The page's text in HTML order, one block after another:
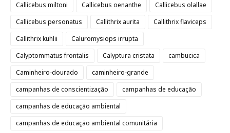
Callicebus miltoni
Callicebus oenanthe
Callicebus olallae
Callicebus personatus
Callithrix aurita
Callithrix flaviceps
Callithrix kuhlii
Caluromysiops irrupta
Calyptommatus frontalis
Calyptura cristata
cambucica
Caminheiro-dourado
caminheiro-grande
campanhas de conscientização
campanhas de educação
campanhas de educação ambiental
campanhas de educação ambiental comunitária